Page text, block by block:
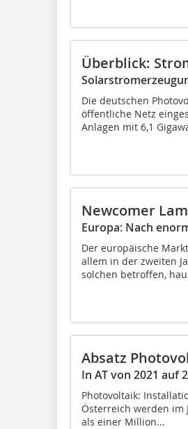
Überblick:
Die deutschen
öffentliche Netz
Anlagen mit 6,1
Newcomer
Europa: Nach
Der europäische
allem in der zweiten
solchen betroffen,
Absatz
In AT von 2021 auf
Photovoltaik:
Österreich werden im
als einer Million...